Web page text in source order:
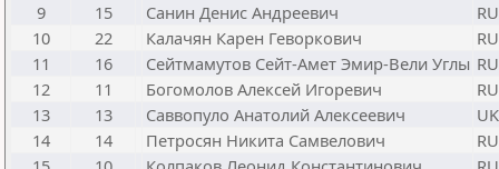
9
15 Санин Денис Андреевич
10
22 Калачян Карен Геворкович
11
16 Сейтмамутов Сейт-Амет Эмир-Вели Углы
12
11 Богомолов Алексей Игоревич
13
13 Саввопуло Анатолий Алексеевич
14
14 Петросян Никита Самвелович